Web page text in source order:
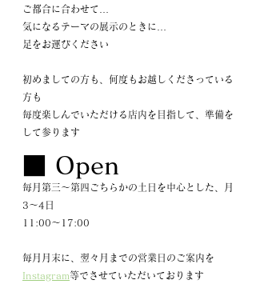
ご都合に合わせて…
気になるテーマの展示のときに…
足をお運びください
初めましての方も、何度もお越しくださっている
方も
毎度楽しんでいただける店内を目指して、準備を
して参ります
■ Open
毎月第三～第四ごちらかの土日を中心とした、月
3～4日
11:00～17:00
毎月月末に、翌々月までの営業日のご案内を
Instagram等でさせていただいております